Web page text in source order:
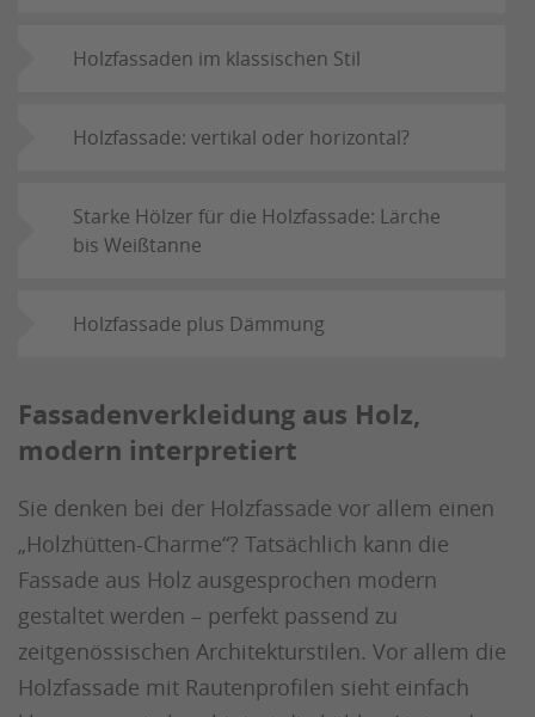
Holzfassaden im klassischen Stil
Holzfassade: vertikal oder horizontal?
Starke Hölzer für die Holzfassade: Lärche
bis Weißtanne
Holzfassade plus Dämmung
Fassadenverkleidung aus Holz,
modern interpretiert
Sie denken bei der Holzfassade vor allem einen
„Holzhütten-Charme“? Tatsächlich kann die
Fassade aus Holz ausgesprochen modern
gestaltet werden – perfekt passend zu
zeitgenössischen Architekturstilen. Vor allem die
Holzfassade mit Rautenprofilen sieht einfach